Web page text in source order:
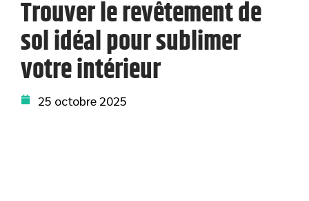
Trouver le revêtement de
sol idéal pour sublimer
votre intérieur
25 octobre 2025